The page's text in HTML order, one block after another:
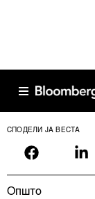
СПОДЕЛИ ЈА ВЕСТА
Општо